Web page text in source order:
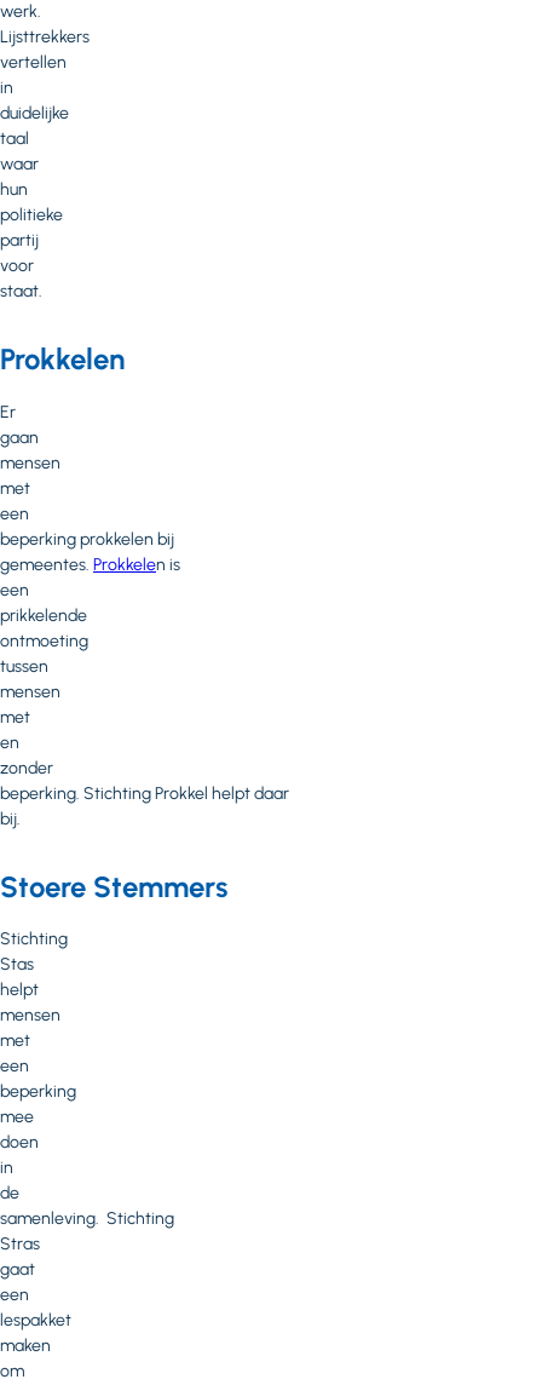
werk.
Lijsttrekkers
vertellen
in
duidelijke
taal
waar
hun
politieke
partij
voor
staat.
Prokkelen
Er
gaan
mensen
met
een
beperking prokkelen bij
gemeentes. Prokkelen is
een
prikkelende
ontmoeting
tussen
mensen
met
en
zonder
beperking. Stichting Prokkel helpt daar
bij.
Stoere Stemmers
Stichting
Stas
helpt
mensen
met
een
beperking
mee
doen
in
de
samenleving. Stichting
Stras
gaat
een
lespakket
maken
om